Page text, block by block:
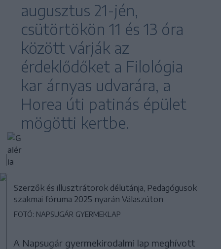
augusztus 21-jén,
csütörtökön 11 és 13 óra
között várják az
érdeklődőket a Filológia
kar árnyas udvarára, a
Horea úti patinás épület
mögötti kertbe.
Szerzők és illusztrátorok délutánja, Pedagógusok
szakmai fóruma 2025 nyarán Válaszúton
FOTÓ: NAPSUGÁR GYERMEKLAP
A Napsugár gyermekirodalmi lap meghívott